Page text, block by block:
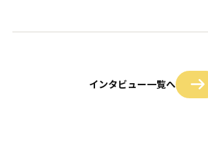
インタビュー一覧へ